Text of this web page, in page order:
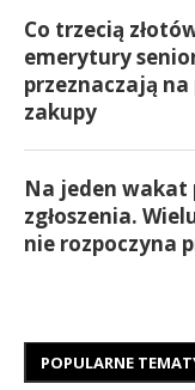
Co trzecią
emerytury
przeznaczają
zakupy
Na jeden wakat
zgłoszenia.
nie rozpoczyna
POPULARNE